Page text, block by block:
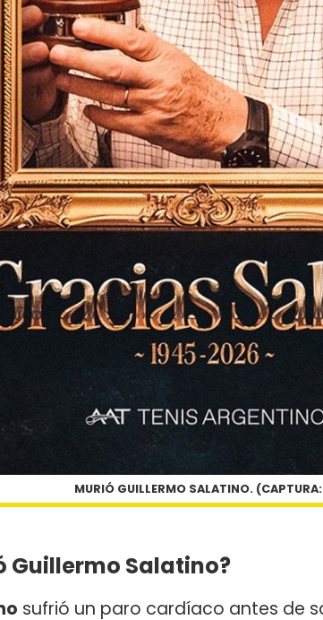
MURIÓ GUILLERMO SALATINO.
Guillermo Salatino?
sufrió un paro cardíaco antes de